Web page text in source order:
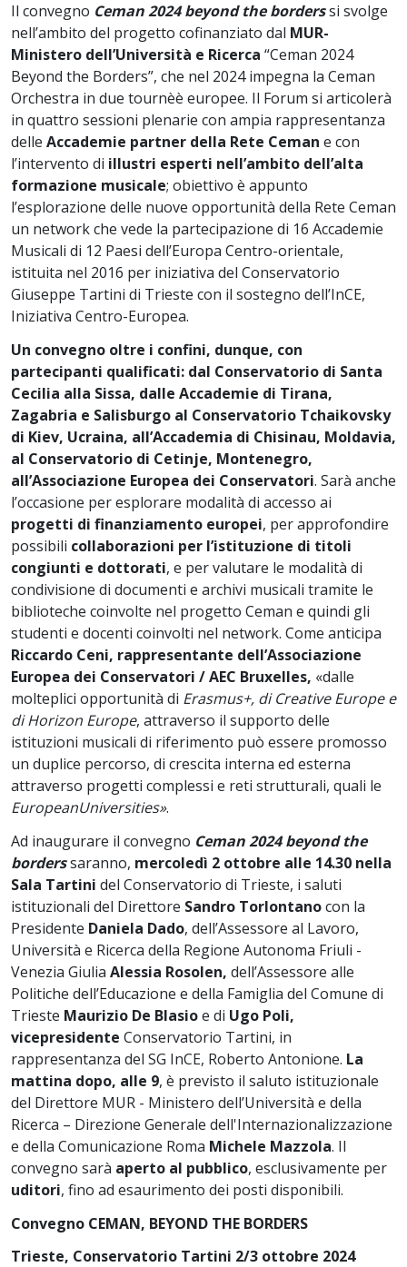
Il convegno Ceman 2024 beyond the borderssi svolge
nell’ambito del progetto cofinanziato dal MUR-
Ministero dell’Università e Ricerca “Ceman 2024
Beyond the Borders”, che nel 2024 impegna la Ceman
Orchestra in due tournèè europee. Il Forum si articolerà
in quattro sessioni plenarie con ampia rappresentanza
delle Accademie partner della Rete Ceman e con
l’intervento di illustri esperti nell’ambito dell’alta
formazione musicale; obiettivo è appunto
l’esplorazione delle nuove opportunità della Rete Ceman
un network che vede la partecipazione di 16 Accademie
Musicali di 12 Paesi dell’Europa Centro-orientale,
istituita nel 2016 per iniziativa del Conservatorio
Giuseppe Tartini di Trieste con il sostegno dell’InCE,
Iniziativa Centro-Europea.
Un convegno oltre i confini, dunque, con
partecipanti qualificati: dal Conservatorio di Santa
Cecilia alla Sissa, dalle Accademie di Tirana,
Zagabria e Salisburgo al Conservatorio Tchaikovsky
di Kiev, Ucraina, all’Accademia di Chisinau, Moldavia,
al Conservatorio di Cetinje, Montenegro,
all’Associazione Europea dei Conservatori. Sarà anche
l’occasione per esplorare modalità di accesso ai
progetti di finanziamento europei, per approfondire
possibili collaborazioni per l’istituzione di titoli
congiunti e dottorati, e per valutare le modalità di
condivisione di documenti e archivi musicali tramite le
biblioteche coinvolte nel progetto Ceman e quindi gli
studenti e docenti coinvolti nel network. Come anticipa
Riccardo Ceni, rappresentante dell’Associazione
Europea dei Conservatori / AEC Bruxelles, «dalle
molteplici opportunità di Erasmus+, di Creative Europe e
di Horizon Europe, attraverso il supporto delle
istituzioni musicali di riferimento può essere promosso
un duplice percorso, di crescita interna ed esterna
attraverso progetti complessi e reti strutturali, quali le
EuropeanUniversities».
Ad inaugurare il convegno Ceman 2024 beyond the
borderssaranno, mercoledì 2 ottobre alle 14.30 nella
Sala Tartini del Conservatorio di Trieste, i saluti
istituzionali del Direttore Sandro Torlontanocon la
Presidente Daniela Dado, dell’Assessore al Lavoro,
Università e Ricerca della Regione Autonoma Friuli -
Venezia Giulia Alessia Rosolen, dell’Assessore alle
Politiche dell’Educazione e della Famiglia del Comune di
Trieste Maurizio De Blasioe di Ugo Poli,
vicepresidente Conservatorio Tartini, in
rappresentanza del SG InCE, Roberto Antonione. La
mattina dopo, alle 9, è previsto il saluto istituzionale
del Direttore MUR - Ministero dell’Università e della
Ricerca – Direzione Generale dell'Internazionalizzazione
e della Comunicazione Roma Michele Mazzola. Il
convegno sarà aperto al pubblico, esclusivamente per
uditori, fino ad esaurimento dei posti disponibili.
Convegno CEMAN, BEYOND THE BORDERS
Trieste, Conservatorio Tartini 2/3 ottobre 2024